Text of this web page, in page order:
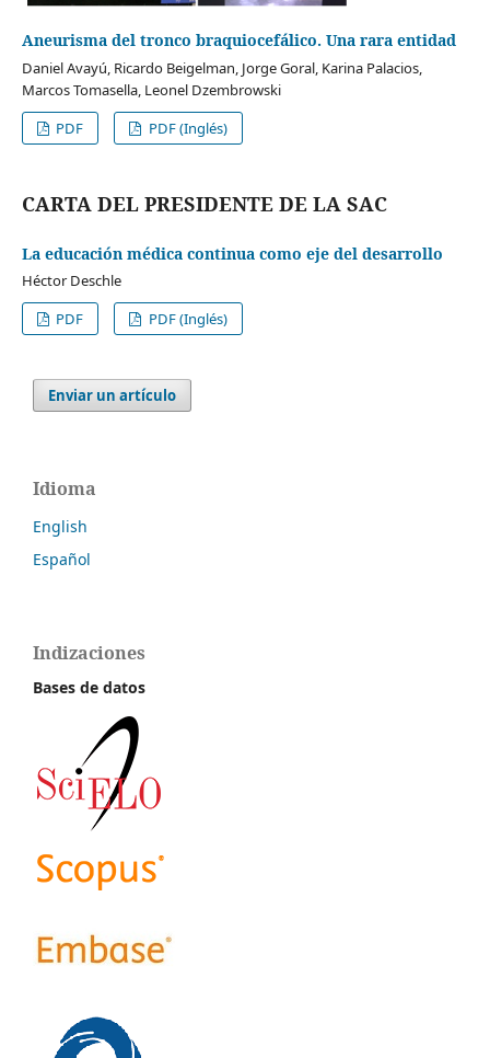
Aneurisma del tronco braquiocefálico. Una rara entidad
Daniel Avayú, Ricardo Beigelman, Jorge Goral, Karina Palacios,
Marcos Tomasella, Leonel Dzembrowski
PDF
PDF (Inglés)
CARTA DEL PRESIDENTE DE LA SAC
La educación médica continua como eje del desarrollo
Héctor Deschle
PDF
PDF (Inglés)
Enviar un artículo
Idioma
English
Español
Indizaciones
Bases de datos